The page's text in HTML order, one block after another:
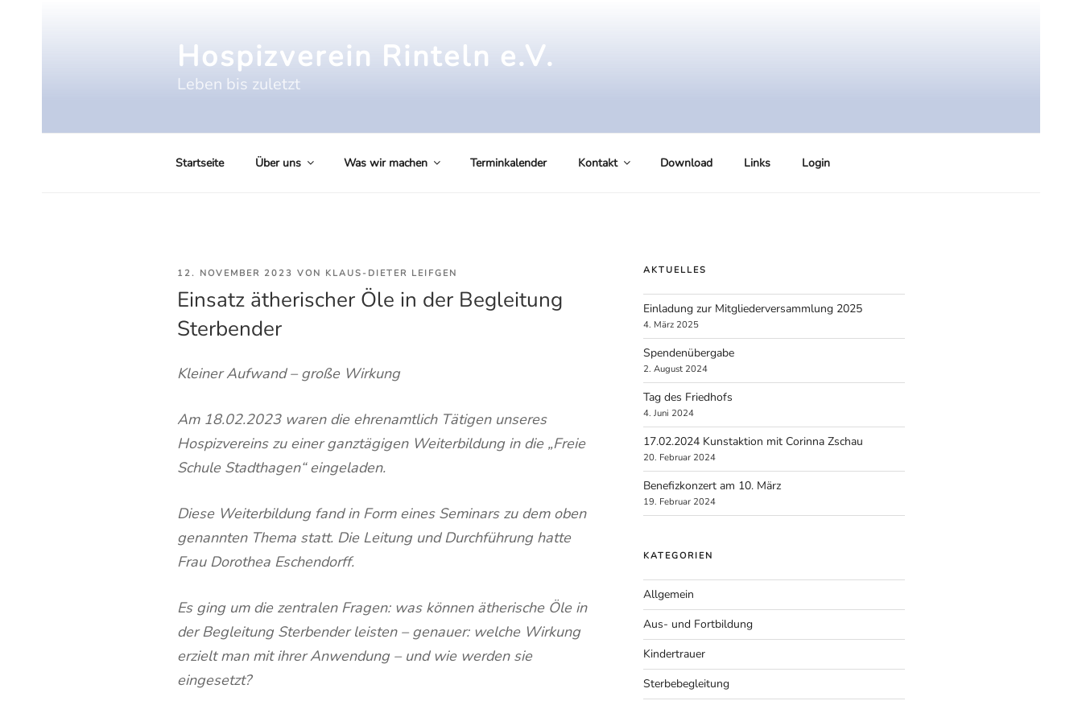
Hospizverein Rinteln e.V.
Leben bis zuletzt
Startseite Über uns Was wir machen Terminkalender Kontakt Download Links Login
VERÖFFENTLICHT
AM
12. NOVEMBER 2023 VON KLAUS-DIETER LEIFGEN
Einsatz ätherischer Öle in der Begleitung
Sterbender
Kleiner Aufwand – große Wirkung
Am 18.02.2023 waren die ehrenamtlich Tätigen unseres
Hospizvereins zu einer ganztägigen Weiterbildung in die „Freie
Schule Stadthagen“ eingeladen.
Diese Weiterbildung fand in Form eines Seminars zu dem oben
genannten Thema statt. Die Leitung und Durchführung hatte
Frau Dorothea Eschendorff.
Es ging um die zentralen Fragen: was können ätherische Öle in
der Begleitung Sterbender leisten – genauer: welche Wirkung
erzielt man mit ihrer Anwendung – und wie werden sie
eingesetzt?
AKTUELLES
Einladung zur Mitgliederversammlung 2025
4. März 2025
Spendenübergabe
2. August 2024
Tag des Friedhofs
4. Juni 2024
17.02.2024 Kunstaktion mit Corinna Zschau
20. Februar 2024
Benefizkonzert am 10. März
19. Februar 2024
KATEGORIEN
Allgemein
Aus- und Fortbildung
Kindertrauer
Sterbebegleitung